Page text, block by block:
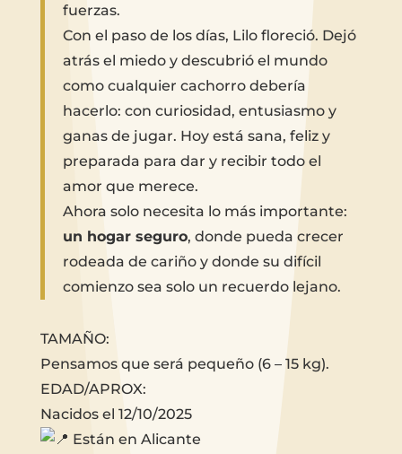
fuerzas.
Con el paso de los días, Lilo floreció. Dejó
atrás el miedo y descubrió el mundo
como cualquier cachorro debería
hacerlo: con curiosidad, entusiasmo y
ganas de jugar. Hoy está sana, feliz y
preparada para dar y recibir todo el
amor que merece.
Ahora solo necesita lo más importante:
un hogar seguro, donde pueda crecer
rodeada de cariño y donde su difícil
comienzo sea solo un recuerdo lejano.
TAMAÑO:
Pensamos que será pequeño (6 – 15 kg).
EDAD/APROX:
Nacidos el 12/10/2025
Están en Alicante